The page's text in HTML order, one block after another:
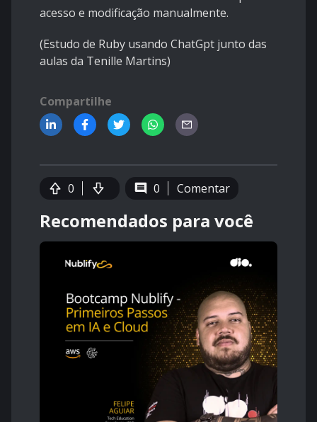
acesso e modificação manualmente.
(Estudo de Ruby usando ChatGpt junto das
aulas da Tenille Martins)
Compartilhe
0 0 Comentar
Recomendados para você